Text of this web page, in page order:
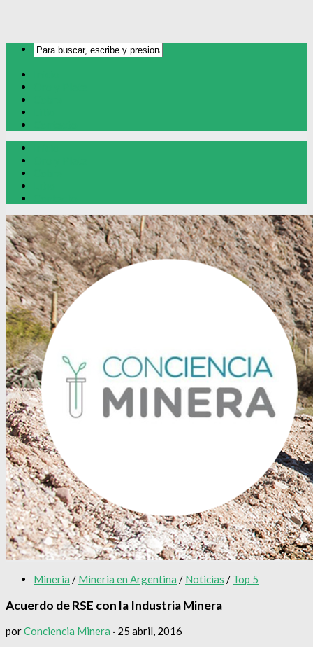
Mineria / Mineria en Argentina / Noticias / Top 5
Acuerdo de RSE con la Industria Minera
porConciencia Minera · 25 abril, 2016